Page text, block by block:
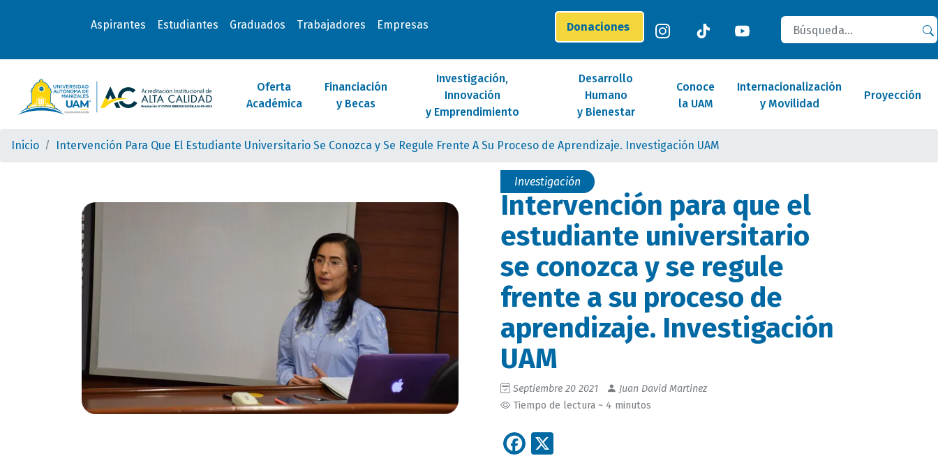
Aspirantes Estudiantes Graduados Trabajadores Empresas Donaciones
Buscar
Oferta
Académica
Financiación
y Becas
Investigación,
Innovación
y Emprendimiento
Desarrollo
Humano
y Bienestar
Conoce
la UAM
Internacionalización
y Movilidad
Proyección
Inicio Intervención Para Que El Estudiante Universitario Se Conozca y Se Regule Frente A Su Proceso de Aprendizaje. Investigación UAM
Investigación
Intervención para que el
estudiante universitario
se conozca y se regule
frente a su proceso de
aprendizaje. Investigación
UAM
Septiembre 20 2021
Juan David Martinez
Tiempo de lectura ~ 4 minutos
Facebook